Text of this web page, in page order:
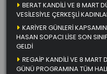
BERAT KANDİLİ VE 8 MART
VESİLESİYLE ÇERKEŞLİ
KARİYER GÜNLERİ
HASAN SOPACI LİSE SON
GELDİ
REGAİP KANDİLİ VE 8 MART
GÜNÜ PROGRAMINA TÜM